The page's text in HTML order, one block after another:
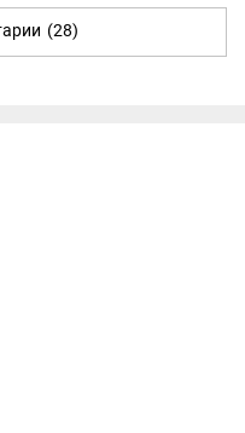
(28)